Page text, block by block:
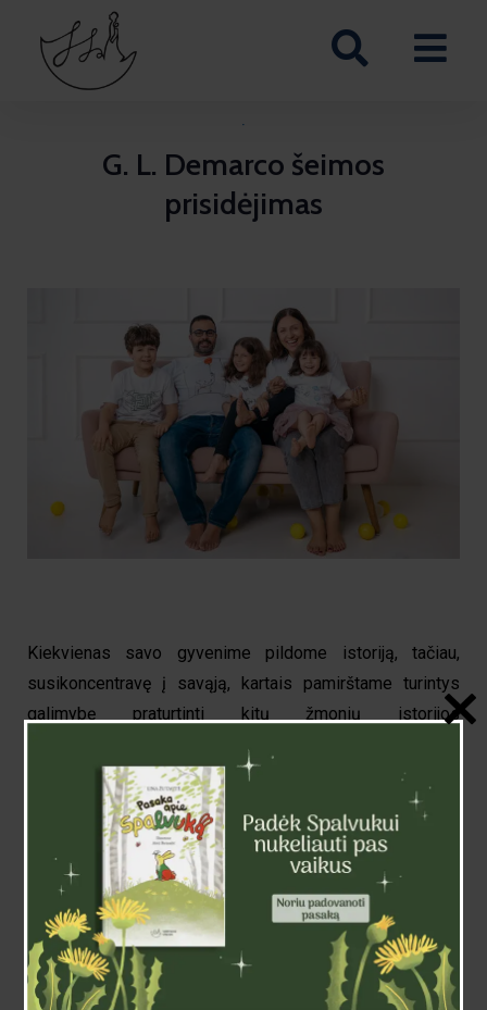
·
G. L. Demarco šeimos
prisidėjimas
Kiekvienas savo gyvenime pildome istoriją, tačiau,
susikoncentravę į savąją, kartais pamirštame turintys
galimybę praturtinti kitų žmonių istorijos
Skirtingos Spalvos akcija „Ir aš esu tavo istorijos
dalis“ kviečia prisiminti, jog savo veiksmais spalvinti
galime ir sergančiųjų istorijas. Taip vilkint herojaus
istorijos marškinėlius, kurie pasakoja istoriją gyvenant su
diagnoze.
Prie šios akcijos žinios skleidimo ir sergančiųjų
palaikymo prisidėjo žymus fotografas Martynas
Stankaitis bei kulinaras Gian Luca Demarco ir jo šeima:
žmona Eglė bei trys šeimos vaikai. Pamačiusi prasmę